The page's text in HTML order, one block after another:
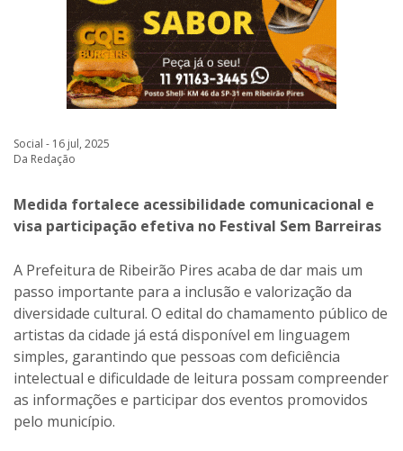
Social - 16 jul, 2025
Da Redação
Medida fortalece acessibilidade comunicacional e
visa participação efetiva no Festival Sem Barreiras
A Prefeitura de Ribeirão Pires acaba de dar mais um
passo importante para a inclusão e valorização da
diversidade cultural. O edital do chamamento público de
artistas da cidade já está disponível em linguagem
simples, garantindo que pessoas com deficiência
intelectual e dificuldade de leitura possam compreender
as informações e participar dos eventos promovidos
pelo município.